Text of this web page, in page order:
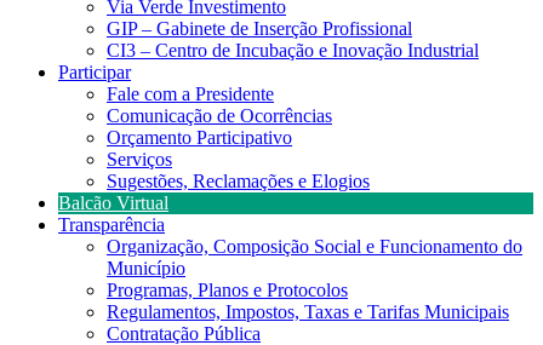
Via Verde Investimento
GIP – Gabinete de Inserção Profissional
CI3 – Centro de Incubação e Inovação Industrial
Participar
Fale com a Presidente
Comunicação de Ocorrências
Orçamento Participativo
Serviços
Sugestões, Reclamações e Elogios
Balcão Virtual
Transparência
Organização, Composição Social e Funcionamento do
Município
Programas, Planos e Protocolos
Regulamentos, Impostos, Taxas e Tarifas Municipais
Contratação Pública